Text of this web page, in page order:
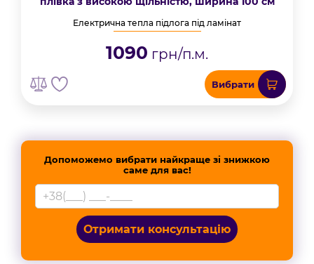
Електрична тепла підлога під ламінат
1090 грн/п.м.
Вибрати
Допоможемо вибрати найкраще зі знижкою
саме для вас!
Отримати консультацію